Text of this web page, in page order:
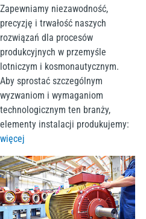
Zapewniamy niezawodność,
precyzję i trwałość naszych
rozwiązań dla procesów
produkcyjnych w przemyśle
lotniczym i kosmonautycznym.
Aby sprostać szczególnym
wyzwaniom i wymaganiom
technologicznym ten branży,
elementy instalacji produkujemy:
więcej